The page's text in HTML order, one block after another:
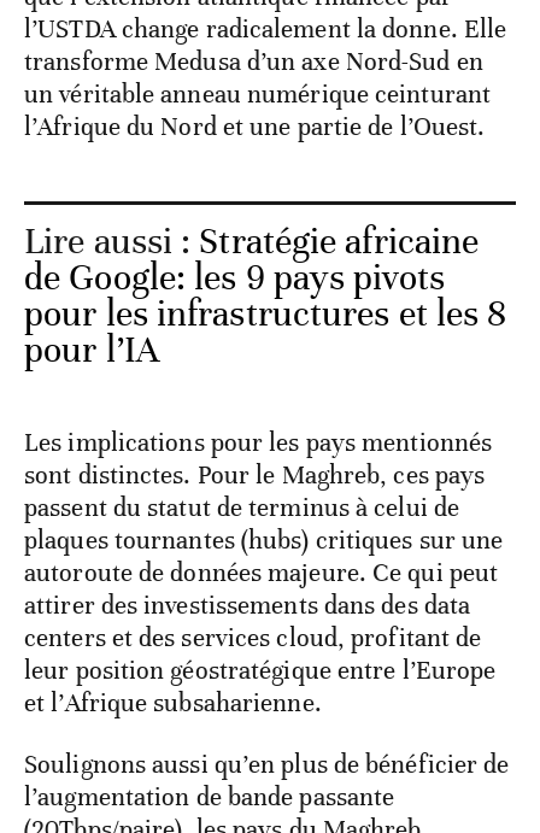
l’USTDA change radicalement la donne. Elle
transforme Medusa d’un axe Nord-Sud en
un véritable anneau numérique ceinturant
l’Afrique du Nord et une partie de l’Ouest.
Lire aussi : Stratégie africaine
de Google: les 9 pays pivots
pour les infrastructures et les 8
pour l’IA
Les implications pour les pays mentionnés
sont distinctes. Pour le Maghreb, ces pays
passent du statut de terminus à celui de
plaques tournantes (hubs) critiques sur une
autoroute de données majeure. Ce qui peut
attirer des investissements dans des data
centers et des services cloud, profitant de
leur position géostratégique entre l’Europe
et l’Afrique subsaharienne.
Soulignons aussi qu’en plus debénéficier de
l’augmentation de bande passante